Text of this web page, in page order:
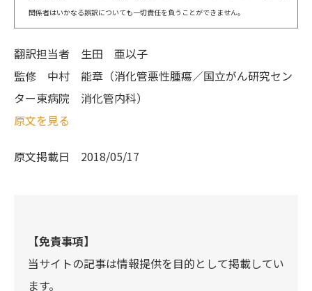
関係者はいかなる誤訳についても一切責任を負うことができません。
翻訳担当者 生田 亜以子
監修 中村 能章（消化管悪性腫瘍／国立がん研究セン
ター東病院 消化管内科）
原文を見る
原文掲載日 2018/05/17
【免責事項】
当サイトの記事は情報提供を目的として掲載してい
ます。